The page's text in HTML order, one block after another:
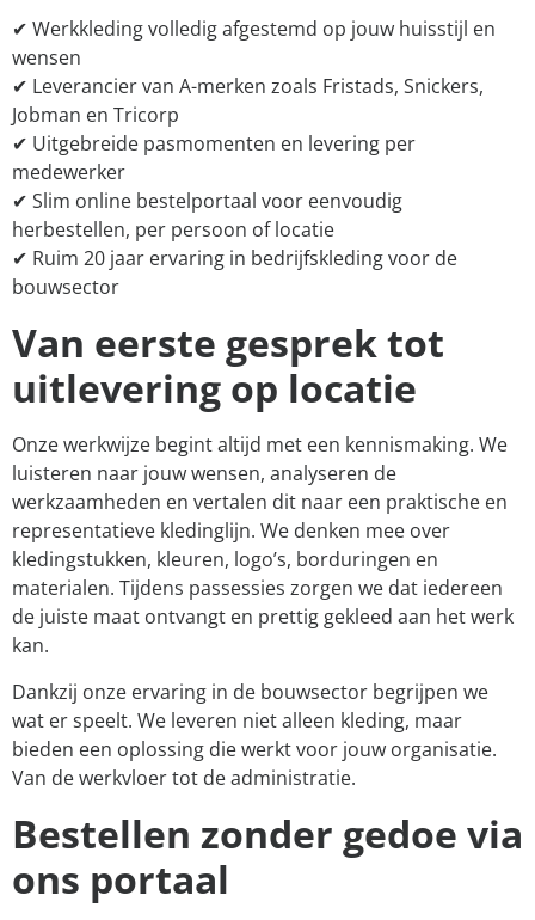
✔ Werkkleding volledig afgestemd op jouw huisstijl en
wensen
✔ Leverancier van A-merken zoals Fristads, Snickers,
Jobman en Tricorp
✔ Uitgebreide pasmomenten en levering per
medewerker
✔ Slim online bestelportaal voor eenvoudig
herbestellen, per persoon of locatie
✔ Ruim 20 jaar ervaring in bedrijfskleding voor de
bouwsector
Van eerste gesprek tot
uitlevering op locatie
Onze werkwijze begint altijd met een kennismaking. We
luisteren naar jouw wensen, analyseren de
werkzaamheden en vertalen dit naar een praktische en
representatieve kledinglijn. We denken mee over
kledingstukken, kleuren, logo’s, borduringen en
materialen. Tijdens passessies zorgen we dat iedereen
de juiste maat ontvangt en prettig gekleed aan het werk
kan.
Dankzij onze ervaring in de bouwsector begrijpen we
wat er speelt. We leveren niet alleen kleding, maar
bieden een oplossing die werkt voor jouw organisatie.
Van de werkvloer tot de administratie.
Bestellen zonder gedoe via
ons portaal